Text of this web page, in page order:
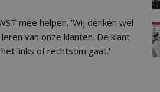
mee helpen. 'Wij denken wel
van onze klanten. De klant
links of rechtsom gaat.'